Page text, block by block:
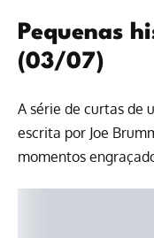
Pequenas
(03/07)
A série de curtas de
escrita por Joe
momentos